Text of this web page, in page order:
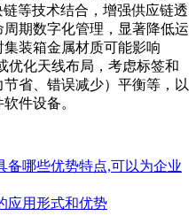
等技术结合，增强供应链透
期数字化管理，显著降低运
集装箱金属材质可能影响
化天线布局，考虑标签和
、错误减少）平衡等，以
设备。
备哪些优势特点,可以为企业
应用形式和优势